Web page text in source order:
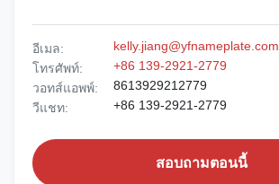
อีเมล:
kelly.jiang@yfnameplate.com
โทรศัพท์:
+86 139-2921-2779
วอทส์แอพพ์:
8613929212779
วีแชท:
+86 139-2921-2779
สอบถามตอนนี้